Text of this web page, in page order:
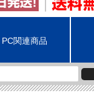
PC関連商品